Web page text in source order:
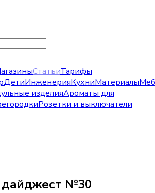
СтатьиТарифы
ДетиИнженерияКухниМатериалы
изделияАроматы для
Розетки и выключатели
дайджест №30